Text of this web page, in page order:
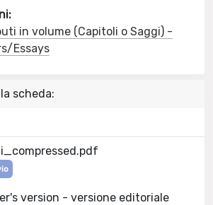
in volume (Capitoli o Saggi) -
Essays
scheda:
version - versione editoriale